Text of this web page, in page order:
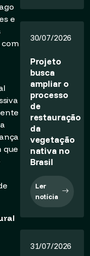
e
com
que
30/07/2026
Projeto
busca
ampliar o
processo
de
restauração
da
vegetação
nativa no
Brasil
Ler
notícia
31/07/2026